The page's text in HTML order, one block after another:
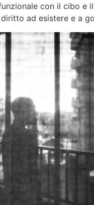
con il cibo e
ad esistere e a